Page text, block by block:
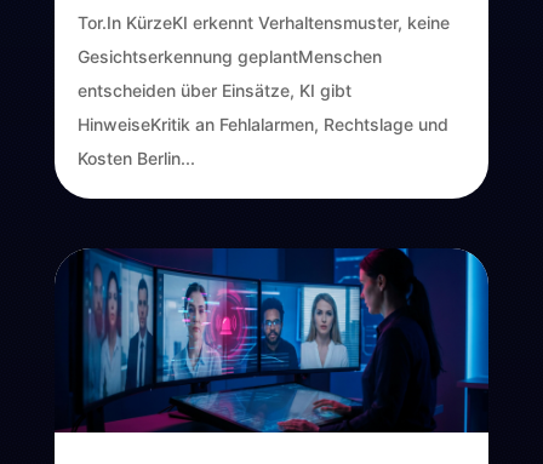
Tor.In KürzeKI erkennt Verhaltensmuster, keine
Gesichtserkennung geplantMenschen
entscheiden über Einsätze, KI gibt
HinweiseKritik an Fehlalarmen, Rechtslage und
Kosten Berlin...